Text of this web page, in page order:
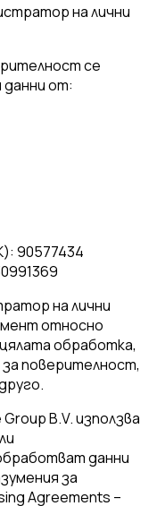
на лични
се
данни от:
90577434
на лични
относно
обработка,
поверителност,
B.V. използва
данни
за
Agreements –